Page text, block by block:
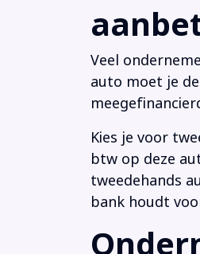
Veel
auto moet je
Kies je voor
btw op deze
tweedehands
bank houdt